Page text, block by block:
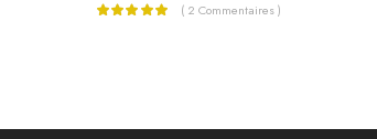
( 2 Commentaires )